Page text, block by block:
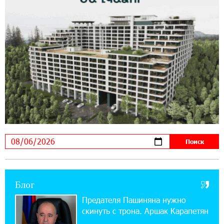
Если Израиль использует тему Геноцида
армян против Эрдогана, то что для него
значит сам Геноцид?
17:16:14 30-07-2026
ВТБ (Армения): вклад «Стабильный» — до
10% годовых и оформление в мобильном
приложении
17:03:49 30-07-2026
Платформа Rate.Trading на Seaside Startup
Summit: IDBank представил инновационное
Состоялось открытие Khachaturian Rooftop
при поддержке IDBank
Блог
Предателя Пашиняна нужно
скинуть с трона. Аршак Карапетян